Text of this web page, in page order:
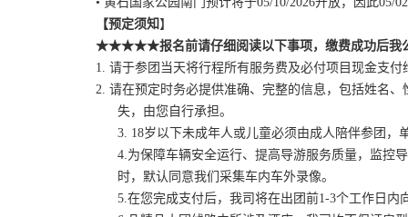
【预定须知 】
★★★★★报名前请仔细阅读以下事项，缴费成功后
1. 请于参团当天将行程所有服务费及必付项目 现金支付
2. 请在预定时务必提供准确、完整的信息，包括姓名
失，由您自行承担。
3. 18岁以下未成年人或儿童必须由成人陪伴参团，
4.为保障车辆安全运行、提高导游服务质量，监控
时，默认同意我们采集车内车外录像。
5.在您完成支付后，我司将在出团前1-3个工作日